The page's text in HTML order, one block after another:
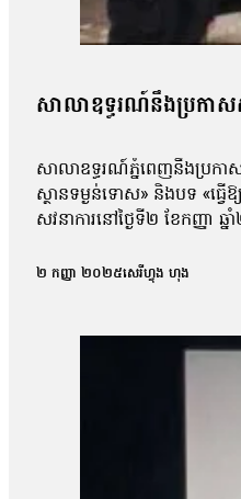
សាលាឧទ្ធរណ៍នឹងប្រកា
សាលាឧទ្ធរណ៍ភ្នំពេញនឹងប្រក
ស្ថានទម្ងន់ទោស» និងបទ «ធ្
សវនាការនៅថ្ងៃទី២ ខែកញ្
កាសែតបន្ទាប់ពីលោកចេញពីសវ
មុនមកវាមិនសូវរំពឹងប៉ុន្មានទ
សម្ដេចបវធិបតី ហ៊ុន ម៉ាណែត សូ
២ កញ្ញា ២០២៥សេរីហ្វុង ហុង